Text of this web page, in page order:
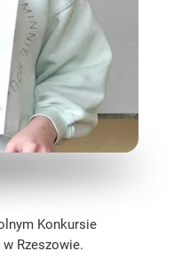
Konkursie
Rzeszowie.